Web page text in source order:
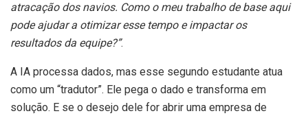
atracação dos navios. Como o meu trabalho de base aqui
pode ajudar a otimizar esse tempo e impactar os
resultados da equipe?”.
A IA processa dados, mas esse segundo estudante atua
como um “tradutor”. Ele pega o dado e transforma em
solução. E se o desejo dele for abrir uma empresa de